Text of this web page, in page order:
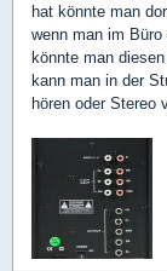
hat könnte man
wenn man im Büro
könnte man
kann man in der
hören oder Stereo